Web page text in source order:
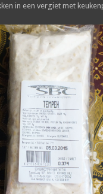
in een vergiet met